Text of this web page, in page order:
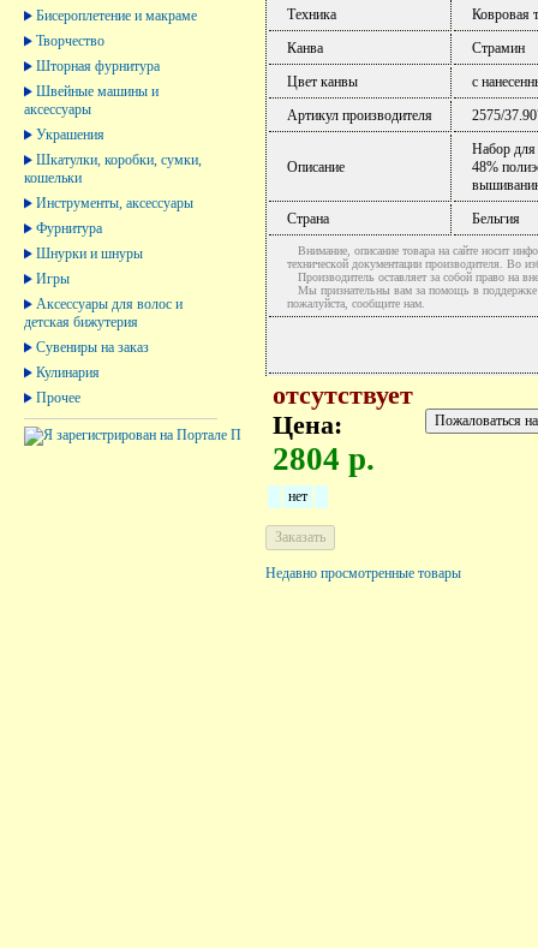
Бисероплетение и макраме
Творчество
Шторная фурнитура
Швейные машины и
аксессуары
Украшения
Шкатулки, коробки, сумки,
кошельки
Инструменты, аксессуары
Фурнитура
Шнурки и шнуры
Игры
Аксессуары для волос и
детская бижутерия
Сувениры на заказ
Кулинария
Прочее
Техника
Ковровая
Канва
Страмин
Цвет канвы
с
Артикул производителя
2575/
Описание
Набор для
48%
Страна
Бельгия
Внимание, описание товара на сайте носит
технической документации производителя. Во
Производитель оставляет за собой право на
Мы признательны вам за помощь в поддержке
пожалуйста, сообщите нам.
отсутствует
Цена:
2804 р.
нет
Недавно просмотренные товары